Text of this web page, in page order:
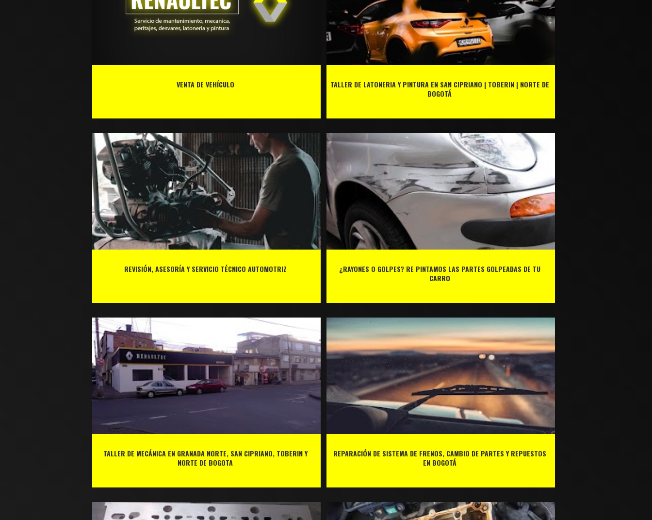
VENTA DE VEHÍCULO
TALLER DE LATONERIA Y PINTURA EN SAN CIPRIANO | TOBERIN | NORTE DE
BOGOTÁ
REVISIÓN, ASESORÍA Y SERVICIO TÉCNICO AUTOMOTRIZ
¿RAYONES O GOLPES? RE PINTAMOS LAS PARTES GOLPEADAS DE TU
CARRO
TALLER DE MECÁNICA EN GRANADA NORTE, SAN CIPRIANO, TOBERIN Y
NORTE DE BOGOTA
REPARACIÓN DE SISTEMA DE FRENOS, CAMBIO DE PARTES Y REPUESTOS
EN BOGOTÁ